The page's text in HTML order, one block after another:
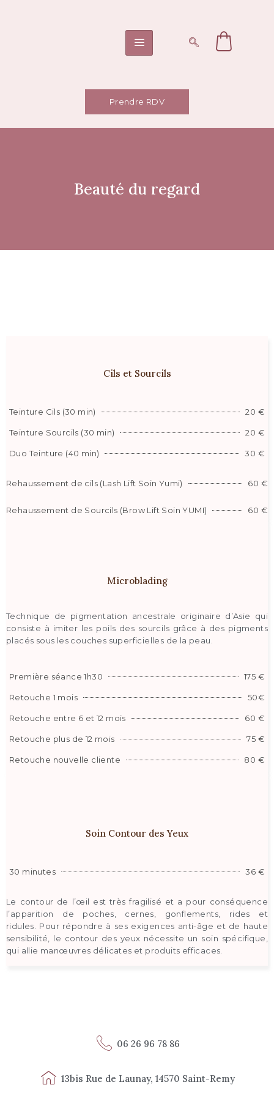
Prendre RDV
Beauté du regard
Cils et Sourcils
Teinture Cils (30 min) 20 €
Teinture Sourcils (30 min) 20 €
Duo Teinture (40 min) 30 €
Rehaussement de cils (Lash Lift Soin Yumi) 60 €
Rehaussement de Sourcils (Brow Lift Soin YUMI) 60 €
Microblading
Technique de pigmentation ancestrale originaire d’Asie qui
consiste à imiter les poils des sourcils grâce à des pigments
placés sous les couches superficielles de la peau.
Première séance 1h30 175 €
Retouche 1 mois 50€
Retouche entre 6 et 12 mois 60 €
Retouche plus de 12 mois 75 €
Retouche nouvelle cliente 80 €
Soin Contour des Yeux
30 minutes 36 €
Le contour de l’œil est très fragilisé et a pour conséquence
l’apparition de poches, cernes, gonflements, rides et
ridules. Pour répondre à ses exigences anti-âge et de haute
sensibilité, le contour des yeux nécessite un soin spécifique,
qui allie manœuvres délicates et produits efficaces.
06 26 96 78 86
13bis Rue de Launay, 14570 Saint-Remy